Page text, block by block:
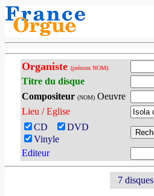
Organiste (prénom NOM)
Titre du disque
Compositeur (NOM)Oeuvre
Lieu / Eglise
CD
DVD
Vinyle
Editeur
7 disques